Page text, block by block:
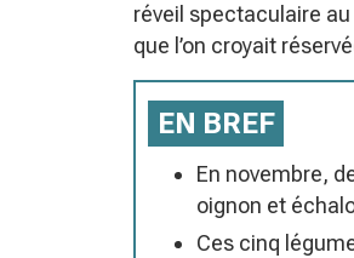
réveil spectaculaire
que l’on croyait
EN BREF
En novembre,
oignon et
Ces cinq